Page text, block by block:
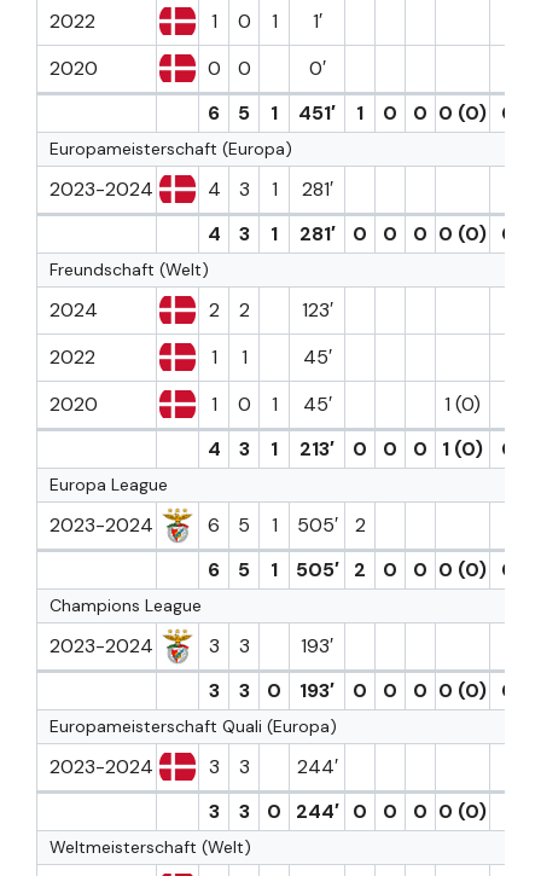
2022 1 0 1
1′
2020
0 0
0′
6
5 1 451′ 1 0 0 0 (0) 0
Europameisterschaft (Europa)
2023-2024 4 3 1
281′
4
3 1 281′ 0 0 0 0 (0) 0
Freundschaft (Welt)
2024 2 2
123′
2022
1 1
45′
2020
1 0 1 45′
1 (0)
4
3 1 213′ 0 0 0 1 (0) 0
Europa League
2023-2024 6 5 1 505′
2
6
5 1 505′ 2 0 0 0 (0) 0
Champions League
2023-2024 3 3
193′
3
3 0 193′ 0 0 0 0 (0) 0
Europameisterschaft Quali (Europa)
2023-2024 3 3 244′
3
3 0 244′ 0 0 0 0 (0)
Weltmeisterschaft (Welt)